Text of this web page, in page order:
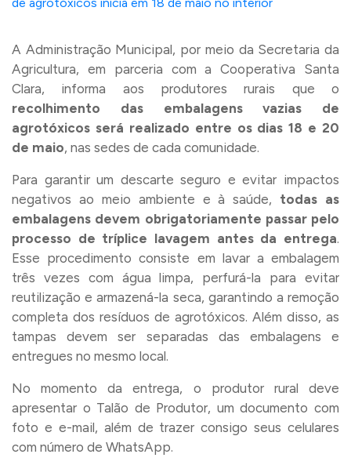
A Administração Municipal, por meio da Secretaria da
Agricultura, em parceria com a Cooperativa Santa
Clara, informa aos produtores rurais que o
recolhimento das embalagens vazias de
agrotóxicos será realizado entre os dias 18 e 20
de maio, nas sedes de cada comunidade.
Para garantir um descarte seguro e evitar impactos
negativos ao meio ambiente e à saúde, todas as
embalagens devem obrigatoriamente passar pelo
processo de tríplice lavagem antes da entrega.
Esse procedimento consiste em lavar a embalagem
três vezes com água limpa, perfurá-la para evitar
reutilização e armazená-la seca, garantindo a remoção
completa dos resíduos de agrotóxicos. Além disso, as
tampas devem ser separadas das embalagens e
entregues no mesmo local.
No momento da entrega, o produtor rural deve
apresentar o Talão de Produtor, um documento com
foto e e-mail, além de trazer consigo seus celulares
com número de WhatsApp.